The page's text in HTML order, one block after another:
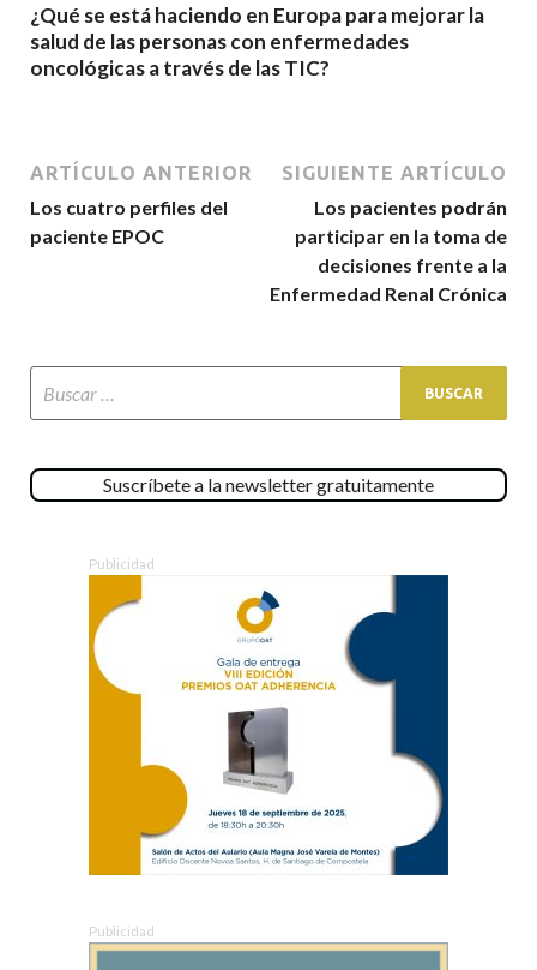
¿Qué se está haciendo en Europa para mejorar la
salud de las personas con enfermedades
oncológicas a través de las TIC?
ARTÍCULO ANTERIOR
Los cuatro perfiles del
paciente EPOC
SIGUIENTE ARTÍCULO
Los pacientes podrán
participar en la toma de
decisiones frente a la
Enfermedad Renal Crónica
Suscríbete a la newsletter gratuitamente
Publicidad
Publicidad